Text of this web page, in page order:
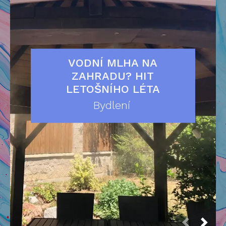
VODNÍ MLHA NA
ZAHRADU? HIT
LETOŠNÍHO LÉTA
Bydlení